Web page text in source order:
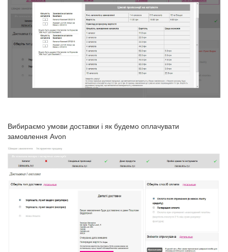
Вибираємо умови доставки і як будемо оплачувати
замовлення Avon